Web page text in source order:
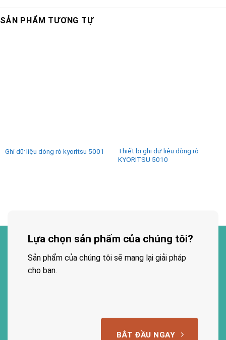
SẢN PHẨM TƯƠNG TỰ
Ghi dữ liệu dòng rò kyoritsu 5001
Thiết bị ghi dữ liệu dòng rò
KYORITSU 5010
Lựa chọn sản phẩm của chúng tôi?
Sản phẩm của chúng tôi sẽ mang lại giải pháp
cho bạn.
BẮT ĐẦU NGAY